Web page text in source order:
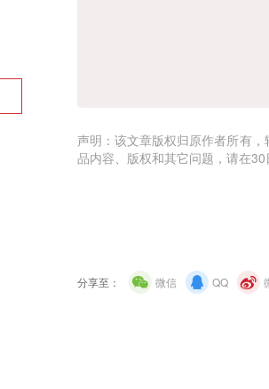
声明：该文章版权归原作者所有
品内容、版权和其它问题，请在
分享至： 微信 QQ